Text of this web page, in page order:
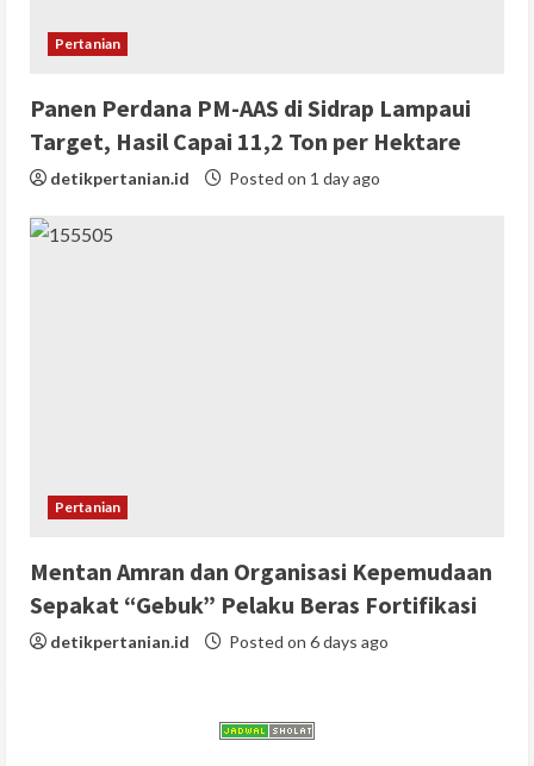
Pertanian
Panen Perdana PM-AAS di Sidrap Lampaui
Target, Hasil Capai 11,2 Ton per Hektare
detikpertanian.id Posted on 1 day ago
Pertanian
Mentan Amran dan Organisasi Kepemudaan
Sepakat “Gebuk” Pelaku Beras Fortifikasi
detikpertanian.id Posted on 6 days ago